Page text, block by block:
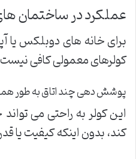
عملکرد در ساختمان
برای خانه های دوبلکس یا
کولرهای معمولی کافی
پوشش دهی چند اتاق به طور
این کولر به راحتی می
کند، بدون اینکه کیفیت یا